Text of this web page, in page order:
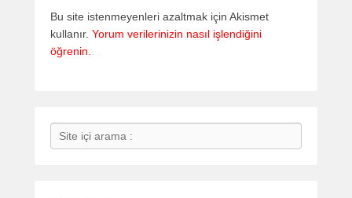
Bu site istenmeyenleri azaltmak için Akismet
kullanır. Yorum verilerinizin nasıl işlendiğini
öğrenin.
Search